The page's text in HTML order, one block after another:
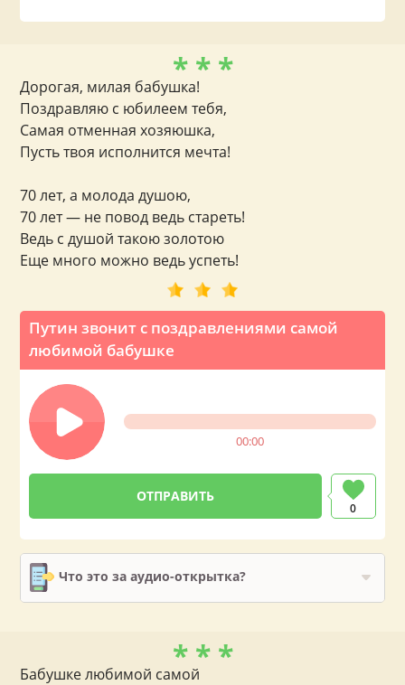
Путин звонит с поздравлениями самой
любимой бабушке
00:00
0
Что это за аудио-открытка?
* * *
Дорогая, милая бабушка!
Поздравляю с юбилеем тебя,
Самая отменная хозяюшка,
Пусть твоя исполнится мечта!
70 лет, а молода душою,
70 лет — не повод ведь стареть!
Ведь с душой такою золотою
Еще много можно ведь успеть!
* * *
Бабушке любимой самой